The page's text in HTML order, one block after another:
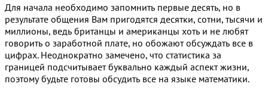
Для начала необходимо запомнить первые десять, но в
результате общения Вам пригодятся десятки, сотни, тысячи и
миллионы, ведь британцы и американцы хоть и не любят
говорить о заработной плате, но обожают обсуждать все в
цифрах. Неоднократно замечено, что статистика за
границей подсчитывает буквально каждый аспект жизни,
поэтому будьте готовы обсудить все на языке математики.